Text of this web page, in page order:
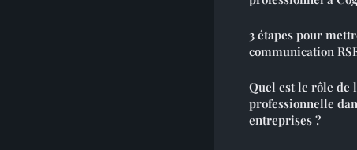
3 étapes pour
communication
Quel est le rôle de
professionnelle
entreprises ?